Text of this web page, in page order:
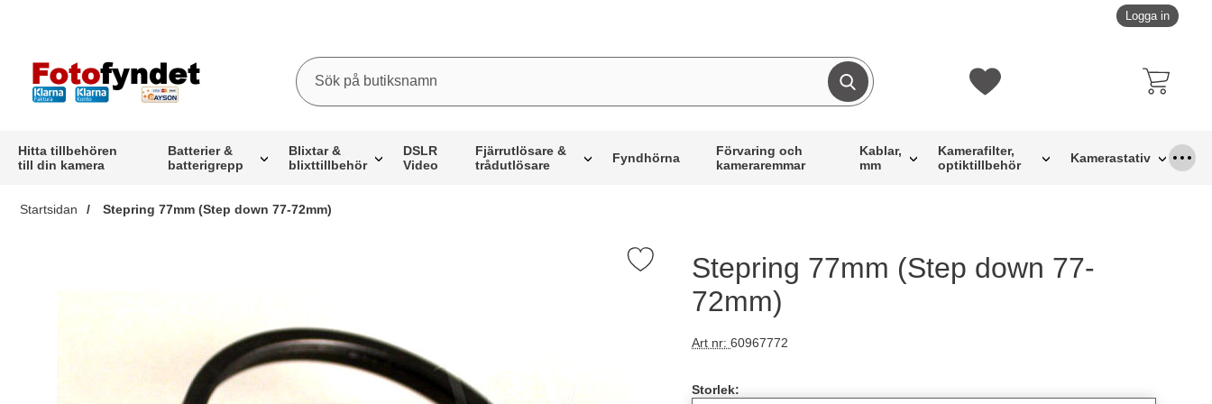
Logga in
Startsidan för butiksnamn
Sök
Sök på butiksnamn
Genomför sökning Mina favoriter
Hitta tillbehören
till din kamera
Batterier &
batterigrepp
Blixtar &
blixttillbehör
DSLR
Video
Fjärrutlösare &
trådutlösare
Fyndhörna
Förvaring och
kameraremmar
Kablar,
mm
Kamerafilter,
optiktillbehör
Kamerastativ
Startsidan Stepring 77mm (Step down 77-72mm)
Markera stepring 77mm (Step down 77-72mm) som favoritStepring 77mm (Step down 77-
72mm)
Art nr: 60967772
Storlek: